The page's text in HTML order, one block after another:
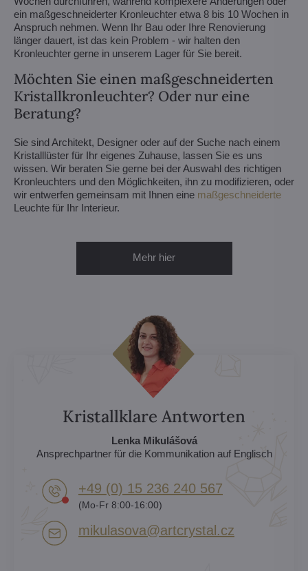
ein maßgeschneiderter Kronleuchter etwa 8 bis 10 Wochen in
Anspruch nehmen. Wenn Ihr Bau oder Ihre Renovierung
länger dauert, ist das kein Problem - wir halten den
Kronleuchter gerne in unserem Lager für Sie bereit.
Möchten Sie einen maßgeschneiderten
Kristallkronleuchter? Oder nur eine
Beratung?
Sie sind Architekt, Designer oder auf der Suche nach einem
Kristalllüster für Ihr eigenes Zuhause, lassen Sie es uns
wissen. Wir beraten Sie gerne bei der Auswahl des richtigen
Kronleuchters und den Möglichkeiten, ihn zu modifizieren, oder
wir entwerfen gemeinsam mit Ihnen eine maßgeschneiderte
Leuchte für Ihr Interieur.
Mehr hier
Kristallklare Antworten
Lenka Mikulášová
Ansprechpartner für die Kommunikation auf Englisch
+49 (0) 15 236 240 567
(Mo-Fr 8:00-16:00)
mikulasova​@artcrystal​.cz